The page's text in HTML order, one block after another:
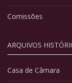
Comissões
ARQUIVOS
Casa de Câmara